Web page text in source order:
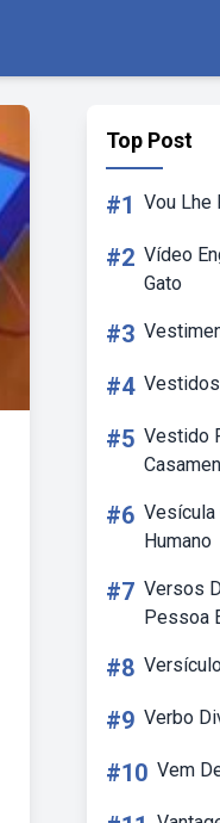
Top Post
#1 Vou Lhe
#2 Vídeo
Gato
#3
#4
#5 Vestido
#6 Vesícula
Humano
#7 Versos
Pessoa
#8
#9 Verbo
#10 Vem